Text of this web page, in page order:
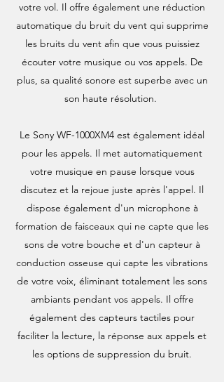
votre vol. Il offre également une réduction
automatique du bruit du vent qui supprime
les bruits du vent afin que vous puissiez
écouter votre musique ou vos appels. De
plus, sa qualité sonore est superbe avec un
son haute résolution.
Le Sony WF-1000XM4 est également idéal
pour les appels. Il met automatiquement
votre musique en pause lorsque vous
discutez et la rejoue juste après l'appel. Il
dispose également d'un microphone à
formation de faisceaux qui ne capte que les
sons de votre bouche et d'un capteur à
conduction osseuse qui capte les vibrations
de votre voix, éliminant totalement les sons
ambiants pendant vos appels. Il offre
également des capteurs tactiles pour
faciliter la lecture, la réponse aux appels et
les options de suppression du bruit.